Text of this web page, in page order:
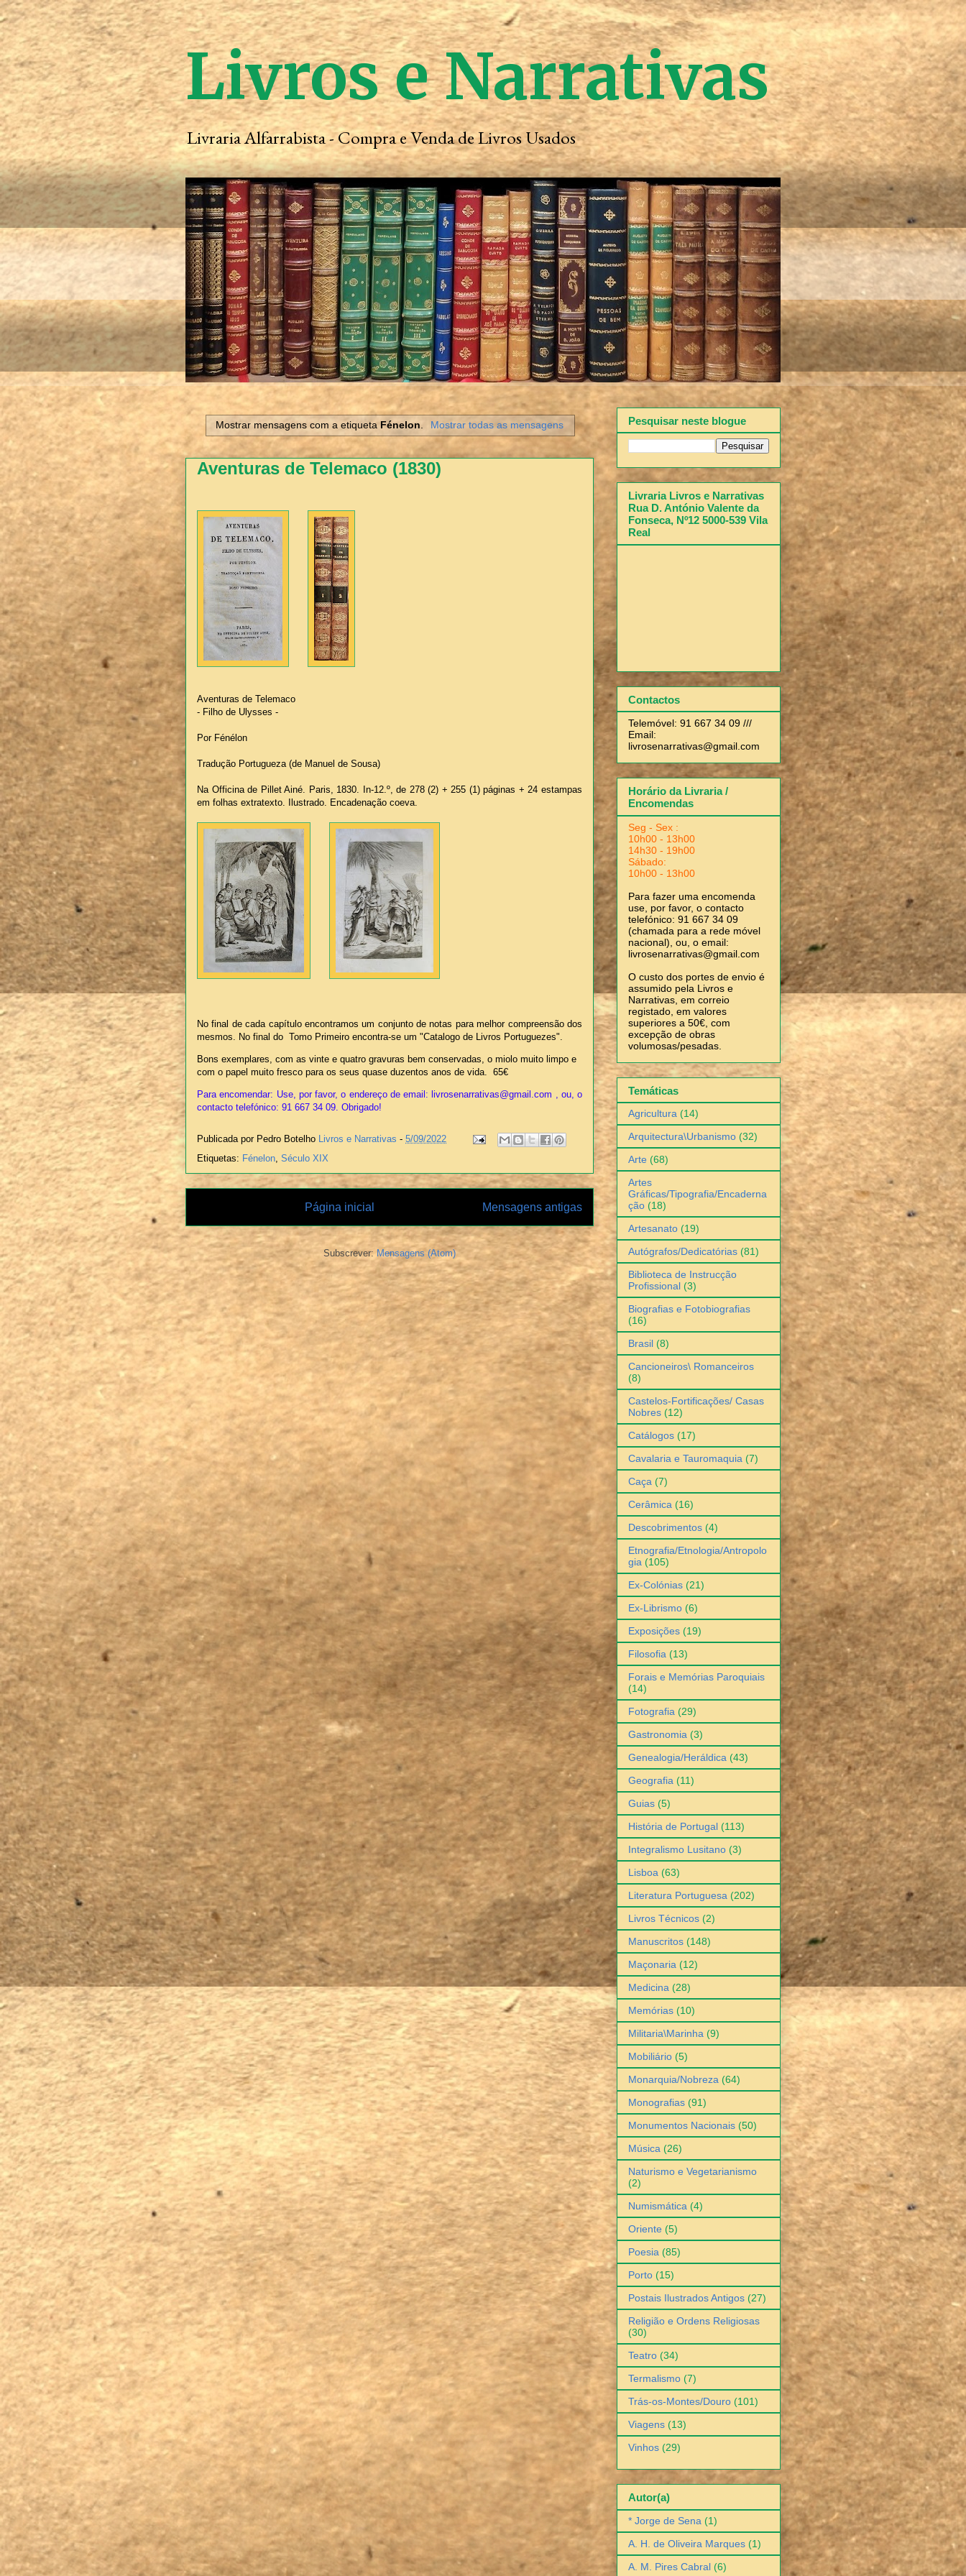
Livros e Narrativas
Livraria Alfarrabista - Compra e Venda de Livros Usados
Mostrar mensagens com a etiqueta Fénelon Mostrar todas as mensagens
Aventuras de Telemaco (1830)
Aventuras de Telemaco
- Filho de Ulysses -
Por Fénélon
Tradução Portugueza (de Manuel de Sousa)
Na Officina de Pillet Ainé. Paris, 1830. In-12.º, de 278 (2) + 255 (1) páginas + 24 estampas
em folhas extratexto. Ilustrado. Encadenação coeva.
No final de cada capítulo encontramos um conjunto de notas para melhor compreensão dos
mesmos. No final do Tomo Primeiro encontra-se um "Catalogo de Livros Portuguezes".
Bons exemplares, com as vinte e quatro gravuras bem conservadas, o miolo muito limpo e
com o papel muito fresco para os seus quase duzentos anos de vida. 65€
Para encomendar: Use, por favor, o endereço de email: livrosenarrativas@gmail.com , ou, o
contacto telefónico: 91 667 34 09. Obrigado!
Publicada por Pedro Botelho Livros e Narrativas - 5/09/2022
Etiquetas: Fénelon, Século XIX
Mensagens antigas
Página inicial
Subscrever: Mensagens (Atom)
Pesquisar neste blogue
Livraria Livros e Narrativas
Rua D. António Valente da
Fonseca, Nº12 5000-539 Vila
Real
Contactos
Telemóvel: 91 667 34 09 ///
Email:
livrosenarrativas@gmail.com
Horário da Livraria /
Encomendas
Seg - Sex :
10h00 - 13h00
14h30 - 19h00
Sábado:
10h00 - 13h00
Para fazer uma encomenda
use, por favor, o contacto
telefónico: 91 667 34 09
(chamada para a rede móvel
nacional), ou, o email:
livrosenarrativas@gmail.com
O custo dos portes de envio é
assumido pela Livros e
Narrativas, em correio
registado, em valores
superiores a 50€, com
excepção de obras
volumosas/pesadas.
Temáticas
Agricultura (14)
Arquitectura\Urbanismo (32)
Arte (68)
Artes
Gráficas/Tipografia/Encaderna
ção (18)
Artesanato (19)
Autógrafos/Dedicatórias (81)
Biblioteca de Instrucção
Profissional (3)
Biografias e Fotobiografias
(16)
Brasil (8)
Cancioneiros\ Romanceiros
(8)
Castelos-Fortificações/ Casas
Nobres (12)
Catálogos (17)
Cavalaria e Tauromaquia (7)
Caça (7)
Cerâmica (16)
Descobrimentos (4)
Etnografia/Etnologia/Antropolo
gia (105)
Ex-Colónias (21)
Ex-Librismo (6)
Exposições (19)
Filosofia (13)
Forais e Memórias Paroquiais
(14)
Fotografia (29)
Gastronomia (3)
Genealogia/Heráldica (43)
Geografia (11)
Guias (5)
História de Portugal (113)
Integralismo Lusitano (3)
Lisboa (63)
Literatura Portuguesa (202)
Livros Técnicos (2)
Manuscritos (148)
Maçonaria (12)
Medicina (28)
Memórias (10)
Militaria\Marinha (9)
Mobiliário (5)
Monarquia/Nobreza (64)
Monografias (91)
Monumentos Nacionais (50)
Música (26)
Naturismo e Vegetarianismo
(2)
Numismática (4)
Oriente (5)
Poesia (85)
Porto (15)
Postais Ilustrados Antigos (27)
Religião e Ordens Religiosas
(30)
Teatro (34)
Termalismo (7)
Trás-os-Montes/Douro (101)
Viagens (13)
Vinhos (29)
Autor(a)
* Jorge de Sena (1)
A. H. de Oliveira Marques (1)
A. M. Pires Cabral (6)